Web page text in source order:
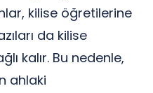
kilise öğretilerine
da kilise
kalır. Bu nedenle,
ahlaki